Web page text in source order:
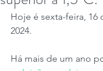
Hoje é sexta-feira, 16
2024.
Há mais de um ano